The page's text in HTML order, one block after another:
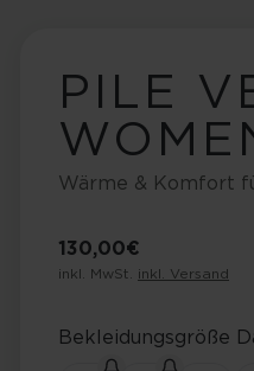
PILE
Wärme & Komfort
130,00 €
inkl. MwSt. inkl. Versand
Bekleidungsgröße